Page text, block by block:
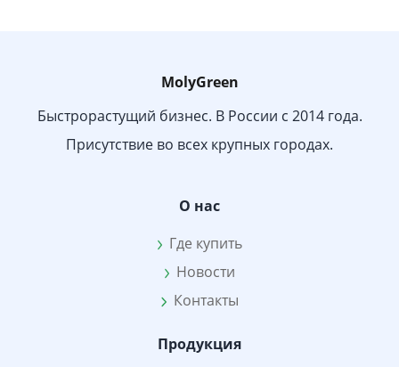
MolyGreen
Быстрорастущий бизнес. В России с 2014 года.
Присутствие во всех крупных городах.
О нас
Где купить
Новости
Контакты
Продукция